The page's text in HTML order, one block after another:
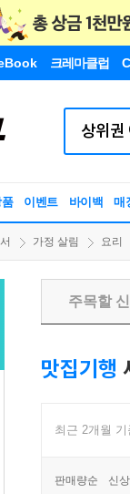
크레마클럽
이벤트 바이백 매
가정 살림 요리
주목할
맛집기행
최근 2개월
판매량순 신